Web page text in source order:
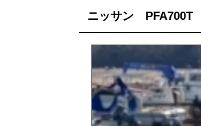
ニッサン PFA700T